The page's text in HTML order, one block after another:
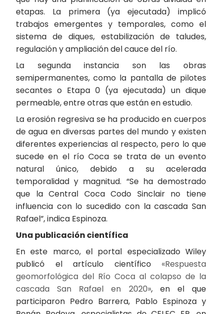
etapas. La primera (ya ejecutada) implicó
trabajos emergentes y temporales, como el
sistema de diques, estabilización de taludes,
regulación y ampliación del cauce del río.
La segunda instancia son las obras
semipermanentes, como la pantalla de pilotes
secantes o Etapa 0 (ya ejecutada) un dique
permeable, entre otras que están en estudio.
La erosión regresiva se ha producido en cuerpos
de agua en diversas partes del mundo y existen
diferentes experiencias al respecto, pero lo que
sucede en el río Coca se trata de un evento
natural único, debido a su acelerada
temporalidad y magnitud. “Se ha demostrado
que la Central Coca Codo Sinclair no tiene
influencia con lo sucedido con la cascada San
Rafael”, indica Espinoza.
Una publicación científica
En este marco, el portal especializado Wiley
publicó el artículo científico «Respuesta
geomorfológica del Río Coca al colapso de la
cascada San Rafael en 2020», en el que
participaron Pedro Barrera, Pablo Espinoza y